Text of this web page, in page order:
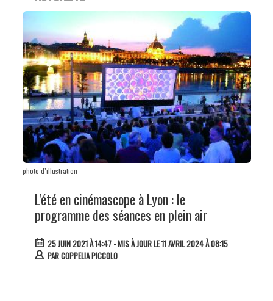
photo d’illustration
L'été en cinémascope à Lyon : le
programme des séances en plein air
25 JUIN 2021 À 14:47- MIS À JOUR LE 11 AVRIL 2024 À 08:15
PARCOPPELIA PICCOLO